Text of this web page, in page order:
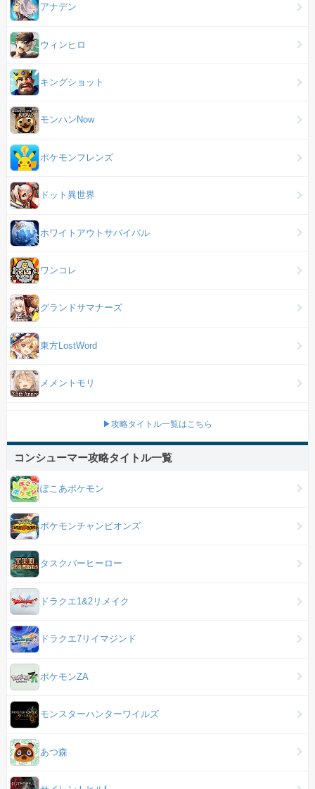
アナデン
ウィンヒロ
キングショット
モンハンNow
ポケモンフレンズ
ドット異世界
ホワイトアウトサバイバル
ワンコレ
グランドサマナーズ
東方LostWord
メメントモリ
▶攻略タイトル一覧はこちら
コンシューマー攻略タイトル一覧
ぽこあポケモン
ポケモンチャンピオンズ
タスクバーヒーロー
ドラクエ1&2リメイク
ドラクエ7リイマジンド
ポケモンZA
モンスターハンターワイルズ
あつ森